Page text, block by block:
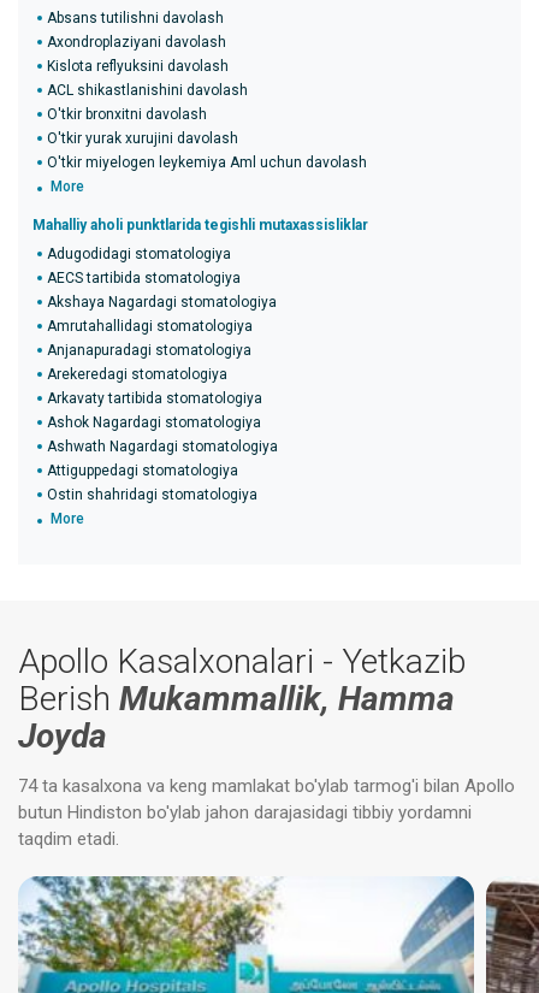
Absans tutilishni davolash
Axondroplaziyani davolash
Kislota reflyuksini davolash
ACL shikastlanishini davolash
O'tkir bronxitni davolash
O'tkir yurak xurujini davolash
O'tkir miyelogen leykemiya Aml uchun davolash
More
Mahalliy aholi punktlarida tegishli mutaxassisliklar
Adugodidagi stomatologiya
AECS tartibida stomatologiya
Akshaya Nagardagi stomatologiya
Amrutahallidagi stomatologiya
Anjanapuradagi stomatologiya
Arekeredagi stomatologiya
Arkavaty tartibida stomatologiya
Ashok Nagardagi stomatologiya
Ashwath Nagardagi stomatologiya
Attiguppedagi stomatologiya
Ostin shahridagi stomatologiya
More
Apollo Kasalxonalari - Yetkazib
Berish Mukammallik, Hamma
Joyda
74 ta kasalxona va keng mamlakat bo'ylab tarmog'i bilan Apollo
butun Hindiston bo'ylab jahon darajasidagi tibbiy yordamni
taqdim etadi.